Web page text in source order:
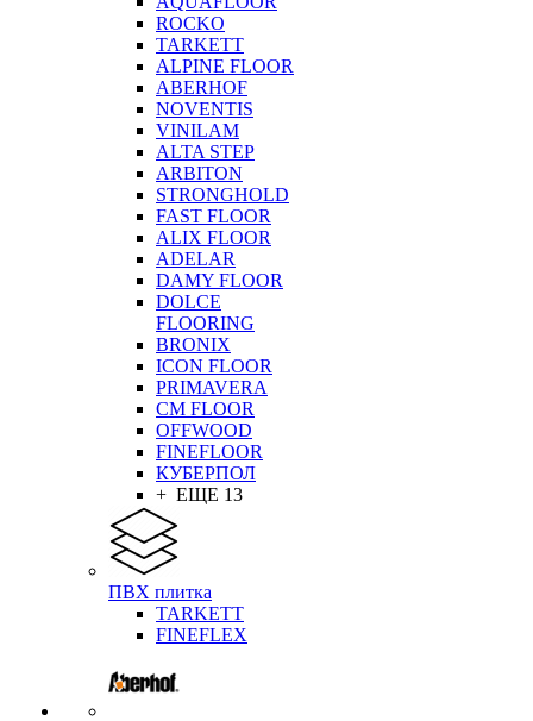
ROCKO
TARKETT
ALPINE FLOOR
ABERHOF
NOVENTIS
VINILAM
ALTA STEP
ARBITON
STRONGHOLD
FAST FLOOR
ALIX FLOOR
ADELAR
DAMY FLOOR
DOLCE
FLOORING
BRONIX
ICON FLOOR
PRIMAVERA
CM FLOOR
OFFWOOD
FINEFLOOR
КУБЕРПОЛ
+ ЕЩЕ 13
ПВХ плитка
TARKETT
FINEFLEX